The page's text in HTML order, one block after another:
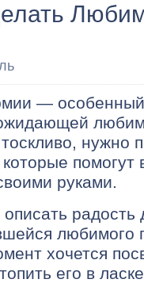
—
нужно
помогут
руками.
описать радость
любимого
хочется
его в